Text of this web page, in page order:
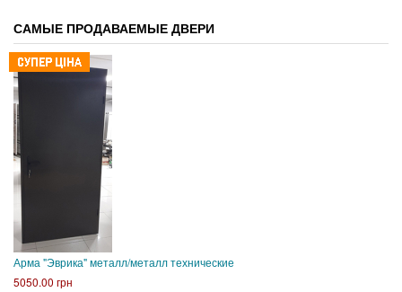
САМЫЕ ПРОДАВАЕМЫЕ ДВЕРИ
Арма "Эврика" металл/металл технические
5050.00 грн